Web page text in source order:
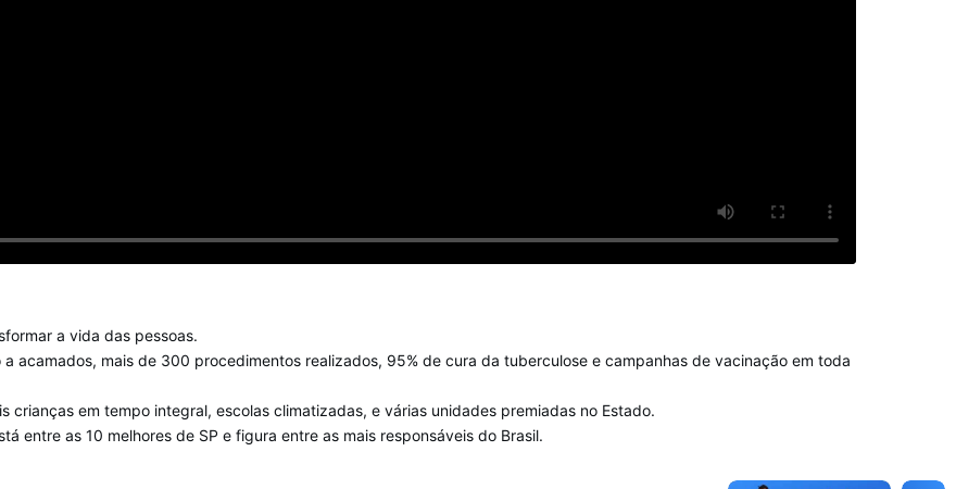
a vida das pessoas.
acamados, mais de 300 procedimentos realizados, 95% de cura da tuberculose e campanhas de vacinação em toda
crianças em tempo integral, escolas climatizadas, e várias unidades premiadas no Estado.
entre as 10 melhores de SP e figura entre as mais responsáveis do Brasil.